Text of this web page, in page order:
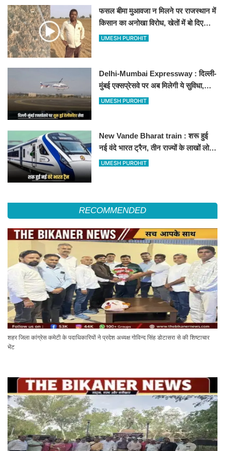
फसल बीमा मुआवजा न मिलने पर राजस्थान में
किसान का अनोखा विरोध, खेतों में बो दिए
500-500 रुपए के नोट, वीडियो वायरल
UMESH PUROHIT
Delhi-Mumbai Expressway : दिल्ली-
मुंबई एक्सप्रेसवे पर अब मिलेगी ये सुविधा,
हेलीकॉप्टर सर्विस से तुरंत घायल पहुंचेगा
UMESH PUROHIT
New Vande Bharat train : शरू हुई
नई वंदे भारत ट्रैन, तीन राज्यों के लाखों लोगों
का सफर होगा आसान, देखें पूरा रूटमैप
UMESH PUROHIT
RECOMMENDED
शहर जिला कांग्रेस कमेटी के पदाधिकारियों ने प्रदेश अध्यक्ष गोविन्द सिंह डोटासरा से की शिष्टाचार
भेंट